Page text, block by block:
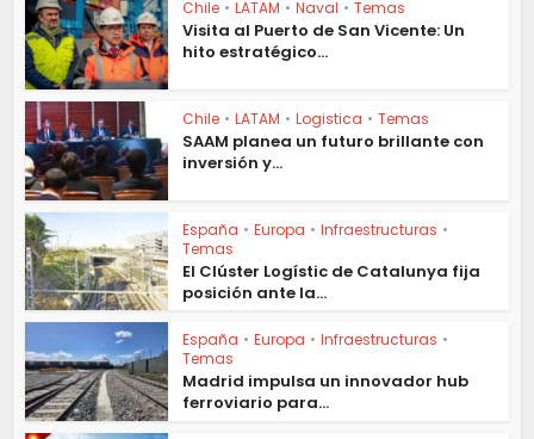
Chile • LATAM • Naval • Temas
Visita al Puerto de San Vicente: Un
hito estratégico...
Chile • LATAM • Logistica • Temas
SAAM planea un futuro brillante con
inversión y...
España • Europa • Infraestructuras •
Temas
El Clúster Logístic de Catalunya fija
posición ante la...
España • Europa • Infraestructuras •
Temas
Madrid impulsa un innovador hub
ferroviario para...